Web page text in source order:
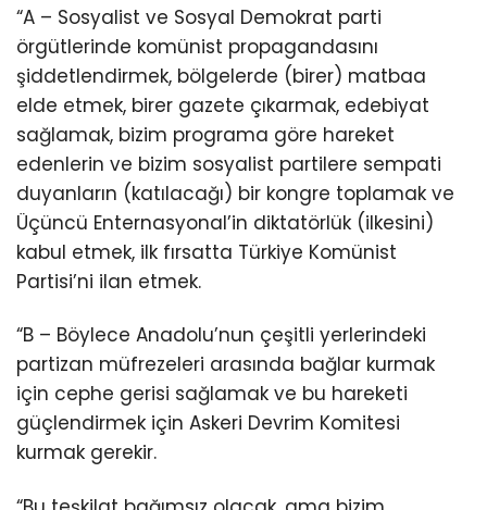
“A – Sosyalist ve Sosyal Demokrat parti
örgütlerinde komünist propagandasını
şiddetlendirmek, bölgelerde (birer) matbaa
elde etmek, birer gazete çıkarmak, edebiyat
sağlamak, bizim programa göre hareket
edenlerin ve bizim sosyalist partilere sempati
duyanların (katılacağı) bir kongre toplamak ve
Üçüncü Enternasyonal’in diktatörlük (ilkesini)
kabul etmek, ilk fırsatta Türkiye Komünist
Partisi’ni ilan etmek.
“B – Böylece Anadolu’nun çeşitli yerlerindeki
partizan müfrezeleri arasında bağlar kurmak
için cephe gerisi sağlamak ve bu hareketi
güçlendirmek için Askeri Devrim Komitesi
kurmak gerekir.